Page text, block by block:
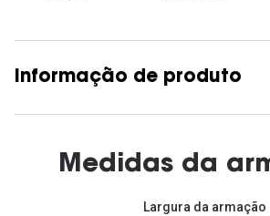
Informação de produto
Medidas da
Largura da armação